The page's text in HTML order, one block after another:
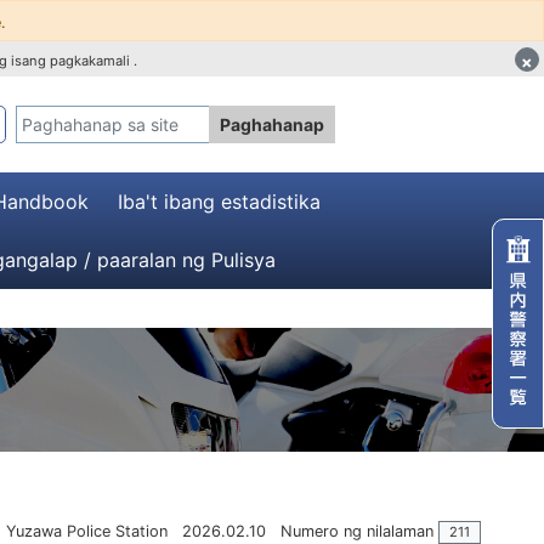
Paghahanap
isang pagkakamali . ×
Iba't ibang estadistika
/ paaralan ng Pulisya
Yuzawa Police Station 2026.02.10 Numero ng nilalaman 211